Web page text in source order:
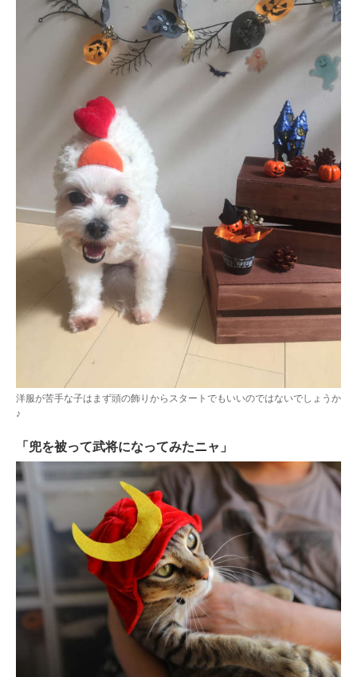
洋服が苦手な子はまず頭の飾りからスタートでもいいのではないでしょうか
♪
「兜を被って武将になってみたニャ」
閉じる
pecodogs
いぬ部をフォロー
pecocats
ねこ部をフォロー
PECOアプリをダウンロード済みの方
アプリで開く
アプリをダウンロードする